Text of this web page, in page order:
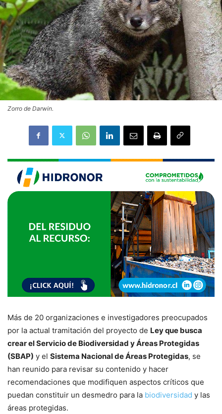
Zorro de Darwin.
Más de 20 organizaciones e investigadores preocupados
por la actual tramitación del proyecto de Ley que busca
crear el Servicio de Biodiversidad y Áreas Protegidas
(SBAP) y el Sistema Nacional de Áreas Protegidas, se
han reunido para revisar su contenido y hacer
recomendaciones que modifiquen aspectos críticos que
puedan constituir un desmedro para la biodiversidad y las
áreas protegidas.